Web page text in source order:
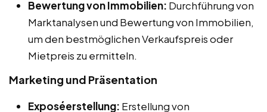
Bewertung von Immobilien: Durchführung von
Marktanalysen und Bewertung von Immobilien,
um den bestmöglichen Verkaufspreis oder
Mietpreis zu ermitteln.
Marketing und Präsentation
Exposéerstellung: Erstellung von